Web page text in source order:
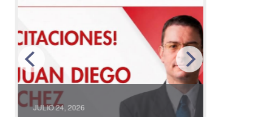
JULIO 24, 2026